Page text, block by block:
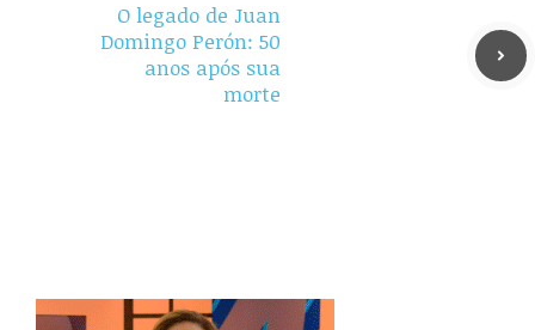
O legado de Juan
Domingo Perón: 50
anos após sua
morte